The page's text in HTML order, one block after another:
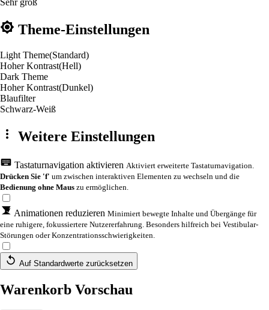
Theme-Einstellungen
Light Theme(Standard)
Hoher Kontrast(Hell)
Dark Theme
Hoher Kontrast(Dunkel)
Blaufilter
Schwarz-Weiß
Weitere Einstellungen
Tastaturnavigation aktivieren Aktiviert erweiterte Tastaturnavigation.
Drücken Sie 'f' um zwischen interaktiven Elementen zu wechseln und die
Bedienung ohne Maus zu ermöglichen.
Animationen reduzieren Minimiert bewegte Inhalte und Übergänge für
eine ruhigere, fokussiertere Nutzererfahrung. Besonders hilfreich bei Vestibular-
Störungen oder Konzentrationsschwierigkeiten.
Auf Standardwerte zurücksetzen
Warenkorb Vorschau